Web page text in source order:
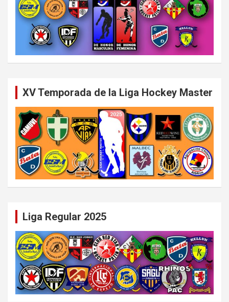
XV Temporada de la Liga Hockey Master
Liga Regular 2025